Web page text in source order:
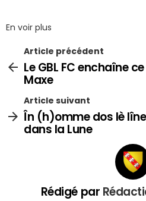
En voir plus
Article précédent
Le GBL FC enchaîne
Maxe
Article suivant
În (h)omme dos lè
dans la Lune
Rédigé par